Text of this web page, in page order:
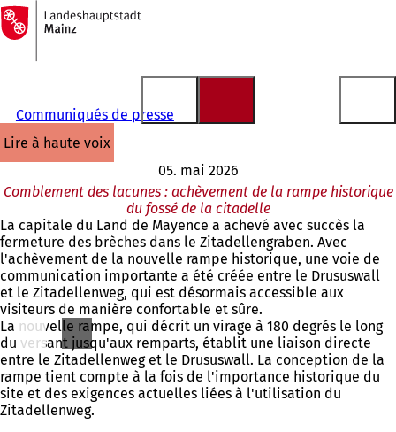
Accéder au contenu
Vers
la
page
d'accueil
Communiqués de presse
lire à haute voix
05. mai 2026
Comblement des lacunes : achèvement de la rampe historique
du fossé de la citadelle
La capitale du Land de Mayence a achevé avec succès la
fermeture des brèches dans le Zitadellengraben. Avec
l'achèvement de la nouvelle rampe historique, une voie de
communication importante a été créée entre le Drususwall
et le Zitadellenweg, qui est désormais accessible aux
visiteurs de manière confortable et sûre.
La nouvelle rampe, qui décrit un virage à 180 degrés le long
du versant jusqu'aux remparts, établit une liaison directe
entre le Zitadellenweg et le Drususwall. La conception de la
rampe tient compte à la fois de l'importance historique du
site et des exigences actuelles liées à l'utilisation du
Zitadellenweg.